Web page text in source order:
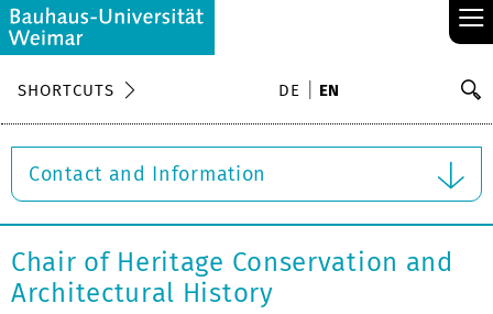
≡
SHORTCUTS DE EN
Contact and Information
Chair of Heritage Conservation and
Architectural History